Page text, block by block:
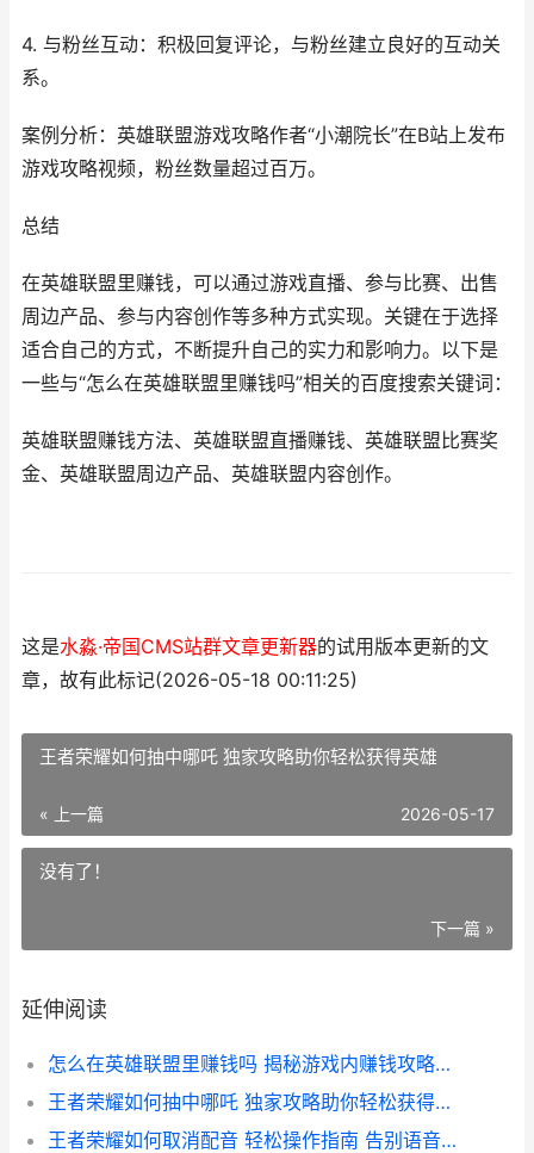
4. 与粉丝互动：积极回复评论，与粉丝建立良好的互动关
系。
案例分析：英雄联盟游戏攻略作者“小潮院长”在B站上发布
游戏攻略视频，粉丝数量超过百万。
总结
在英雄联盟里赚钱，可以通过游戏直播、参与比赛、出售
周边产品、参与内容创作等多种方式实现。关键在于选择
适合自己的方式，不断提升自己的实力和影响力。以下是
一些与“怎么在英雄联盟里赚钱吗”相关的百度搜索关键词：
英雄联盟赚钱方法、英雄联盟直播赚钱、英雄联盟比赛奖
金、英雄联盟周边产品、英雄联盟内容创作。
这是水淼·帝国CMS站群文章更新器的试用版本更新的文
章，故有此标记(2026-05-18 00:11:25)
王者荣耀如何抽中哪吒 独家攻略助你轻松获得英雄
« 上一篇 2026-05-17
没有了！
下一篇 »
延伸阅读
怎么在英雄联盟里赚钱吗 揭秘游戏内赚钱攻略与技巧
王者荣耀如何抽中哪吒 独家攻略助你轻松获得英雄
王者荣耀如何取消配音 轻松操作指南 告别语音干扰